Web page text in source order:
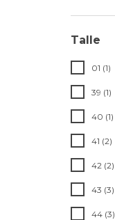
Talle
01 (1)
39 (1)
40 (1)
41 (2)
42 (2)
43 (3)
44 (3)